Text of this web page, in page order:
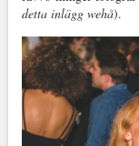
detta inlägg wehå).